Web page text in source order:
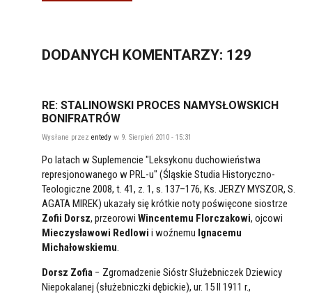
DODANYCH KOMENTARZY: 129
RE: STALINOWSKI PROCES NAMYSŁOWSKICH
BONIFRATRÓW
Wysłane przez entedy w 9. Sierpień 2010 - 15:31
Po latach w Suplemencie "Leksykonu duchowieństwa
represjonowanego w PRL-u" (Śląskie Studia Historyczno-
Teologiczne 2008, t. 41, z. 1, s. 137–176, Ks. JERZY MYSZOR, S.
AGATA MIREK) ukazały się krótkie noty poświęcone siostrze
Zofii Dorsz, przeorowi Wincentemu Florczakowi, ojcowi
Mieczysławowi Redlowi i woźnemu Ignacemu
Michałowskiemu
Dorsz Zofia − Zgromadzenie Sióstr Służebniczek Dziewicy
Niepokalanej (służebniczki dębickie), ur. 15 II 1911 r.,